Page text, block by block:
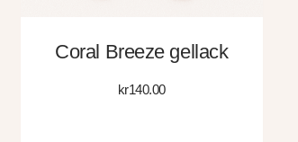
Coral Breeze gellack
kr140.00